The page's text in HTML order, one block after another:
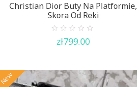
Christian Dior Buty Na Platformie,
Skora Od Reki
out
zł799.00
New